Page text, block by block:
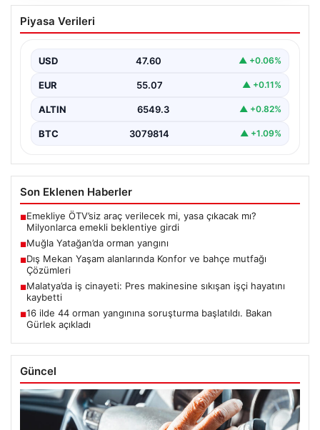
Muğla Yatağan’da orman yangını
Piyasa Verileri
USD 47.60 ▲ +0.06%
EUR 55.07 ▲ +0.11%
ALTIN 6549.3 ▲ +0.82%
BTC 3079814 ▲ +1.09%
Son Eklenen Haberler
■Emekliye ÖTV’siz araç verilecek mi, yasa çıkacak mı?
Milyonlarca emekli beklentiye girdi
■Muğla Yatağan’da orman yangını
■Dış Mekan Yaşam alanlarında Konfor ve bahçe mutfağı
Çözümleri
■Malatya’da iş cinayeti: Pres makinesine sıkışan işçi hayatını
kaybetti
■16 ilde 44 orman yangınına soruşturma başlatıldı. Bakan
Gürlek açıkladı
Güncel